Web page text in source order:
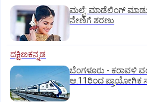
ಮಲ್ಪೆ: ಮಾಡೆಲಿಂಗ್
ನೇಣಿಗೆ ಶರಣು
ದಕ್ಷಿಣಕನ್ನಡ
ಬೆಂಗಳೂರು - ಕರಾವಳಿ
ಆ.11ರಿಂದ ಪ್ರಾಯೋಗಿಕ